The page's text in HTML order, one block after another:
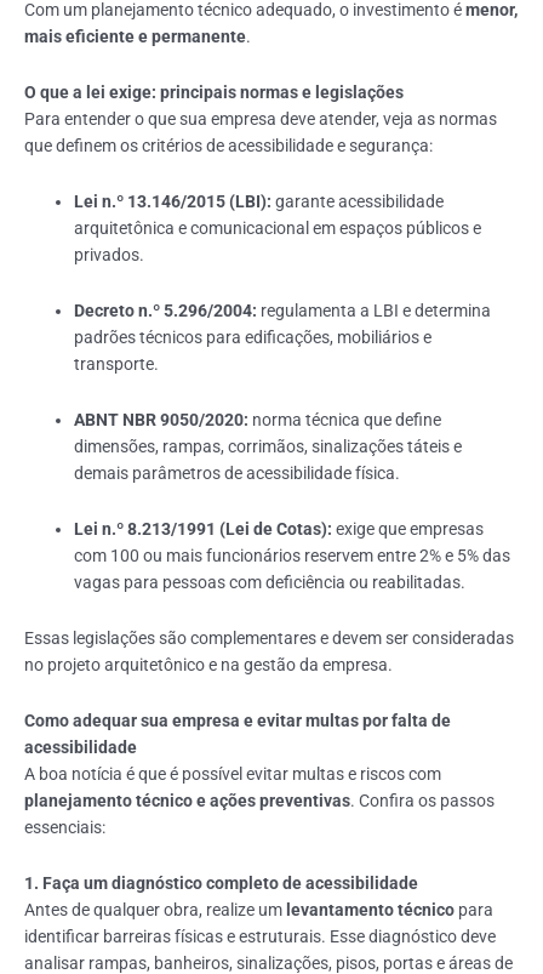
Com um planejamento técnico adequado, o investimento émenor,
mais eficiente e permanente.
O que a lei exige: principais normas e legislações
Para entender o que sua empresa deve atender, veja as normas
que definem os critérios de acessibilidade e segurança:
Lei n.º 13.146/2015 (LBI): garante acessibilidade
arquitetônica e comunicacional em espaços públicos e
privados.
Decreto n.º 5.296/2004: regulamenta a LBI e determina
padrões técnicos para edificações, mobiliários e
transporte.
ABNT NBR 9050/2020: norma técnica que define
dimensões, rampas, corrimãos, sinalizações táteis e
demais parâmetros de acessibilidade física.
Lei n.º 8.213/1991 (Lei de Cotas): exige que empresas
com 100 ou mais funcionários reservem entre 2% e 5% das
vagas para pessoas com deficiência ou reabilitadas.
Essas legislações são complementares e devem ser consideradas
no projeto arquitetônico e na gestão da empresa.
Como adequar sua empresa e evitar multas por falta de
acessibilidade
A boa notícia é que é possível evitar multas e riscos com
planejamento técnico e ações preventivas. Confira os passos
essenciais:
1. Faça um diagnóstico completo de acessibilidade
Antes de qualquer obra, realize um levantamento técnico para
identificar barreiras físicas e estruturais. Esse diagnóstico deve
analisar rampas, banheiros, sinalizações, pisos, portas e áreas de